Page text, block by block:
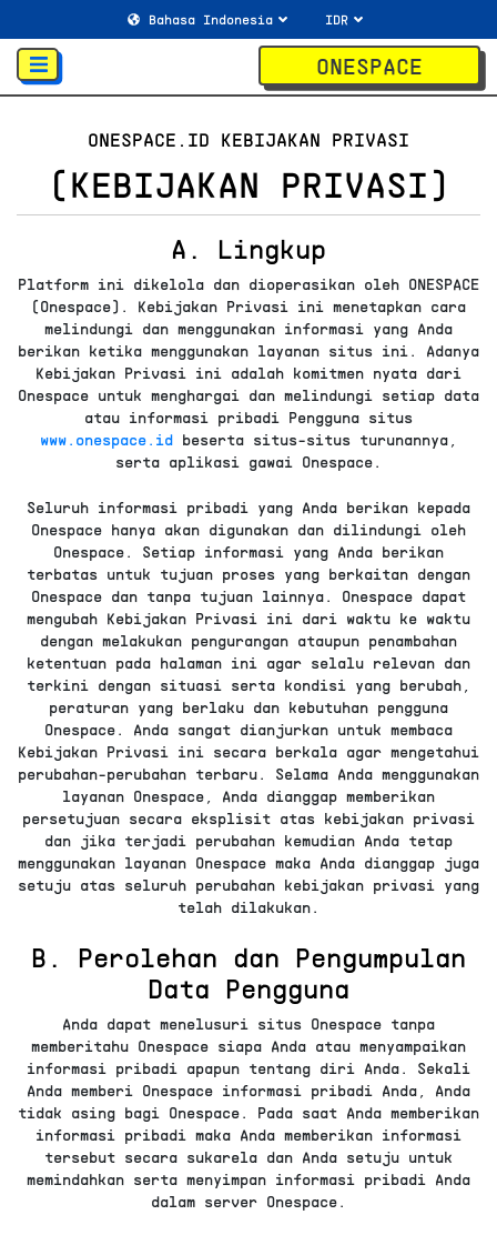
ONESPACE
ONESPACE.ID KEBIJAKAN PRIVASI
(KEBIJAKAN PRIVASI)
A. Lingkup
Platform ini dikelola dan dioperasikan oleh ONESPACE
(Onespace). Kebijakan Privasi ini menetapkan cara
melindungi dan menggunakan informasi yang Anda
berikan ketika menggunakan layanan situs ini. Adanya
Kebijakan Privasi ini adalah komitmen nyata dari
Onespace untuk menghargai dan melindungi setiap data
atau informasi pribadi Pengguna situs
www.onespace.id beserta situs-situs turunannya,
serta aplikasi gawai Onespace.
Seluruh informasi pribadi yang Anda berikan kepada
Onespace hanya akan digunakan dan dilindungi oleh
Onespace. Setiap informasi yang Anda berikan
terbatas untuk tujuan proses yang berkaitan dengan
Onespace dan tanpa tujuan lainnya. Onespace dapat
mengubah Kebijakan Privasi ini dari waktu ke waktu
dengan melakukan pengurangan ataupun penambahan
ketentuan pada halaman ini agar selalu relevan dan
terkini dengan situasi serta kondisi yang berubah,
peraturan yang berlaku dan kebutuhan pengguna
Onespace. Anda sangat dianjurkan untuk membaca
Kebijakan Privasi ini secara berkala agar mengetahui
perubahan-perubahan terbaru. Selama Anda menggunakan
layanan Onespace, Anda dianggap memberikan
persetujuan secara eksplisit atas kebijakan privasi
dan jika terjadi perubahan kemudian Anda tetap
menggunakan layanan Onespace maka Anda dianggap juga
setuju atas seluruh perubahan kebijakan privasi yang
telah dilakukan.
B. Perolehan dan Pengumpulan
Data Pengguna
Anda dapat menelusuri situs Onespace tanpa
memberitahu Onespace siapa Anda atau menyampaikan
informasi pribadi apapun tentang diri Anda. Sekali
Anda memberi Onespace informasi pribadi Anda, Anda
tidak asing bagi Onespace. Pada saat Anda memberikan
informasi pribadi maka Anda memberikan informasi
tersebut secara sukarela dan Anda setuju untuk
memindahkan serta menyimpan informasi pribadi Anda
dalam server Onespace.